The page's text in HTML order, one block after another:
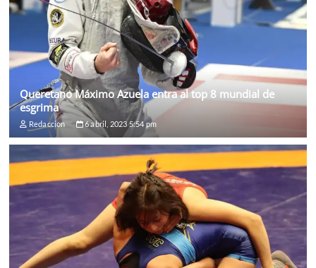
Queretano Máximo Azuela entra al top 8 mundial de
esgrima
Redaccion 6 abril, 2023 5:54 pm